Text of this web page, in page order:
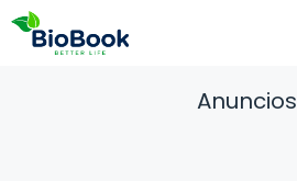
Saltar
Anuncios